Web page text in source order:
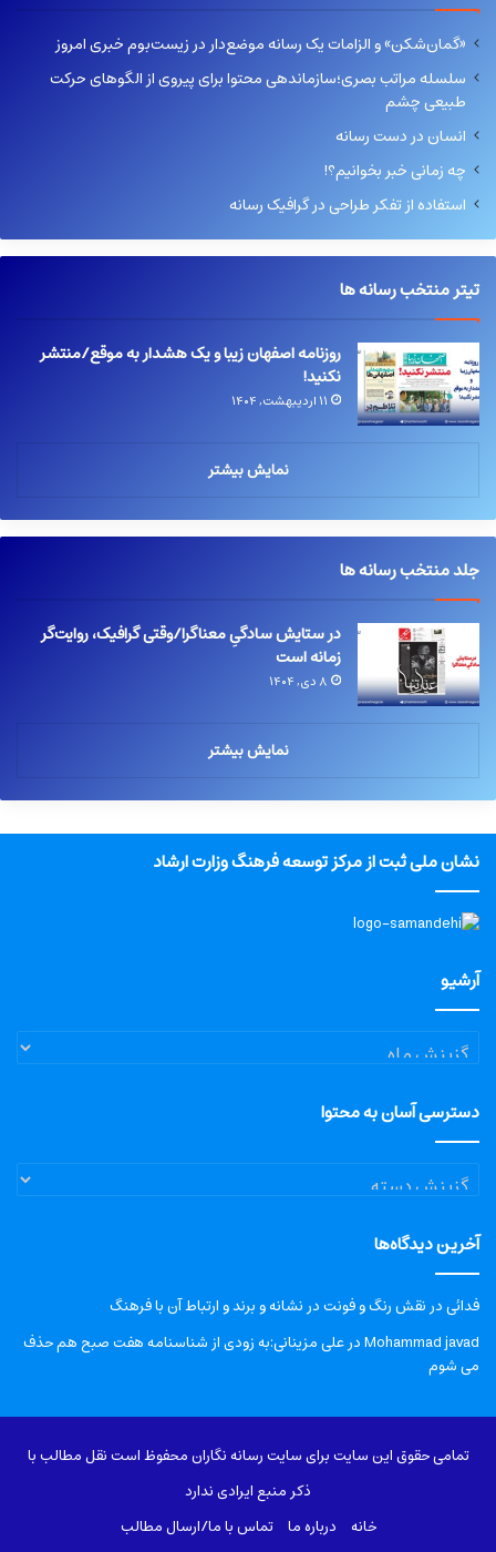
«گمان‌شکن» و الزامات یک رسانه موضع‌دار در زیست‌بوم خبری امروز
سلسله مراتب بصری؛سازماندهی محتوا برای پیروی از الگوهای حرکت
طبیعی چشم
انسان در دست رسانه
چه زمانی خبر بخوانیم؟!
استفاده از تفکر طراحی در گرافیک رسانه
تیتر منتخب رسانه ها
روزنامه اصفهان زیبا و یک هشدار به موقع/منتشر
نکنید!
۱۱ اردیبهشت, ۱۴۰۴
نمایش بیشتر
جلد منتخب رسانه ها
در ستایش سادگیِ معناگرا/وقتی گرافیک، روایت‌گر
زمانه است
۸ دی, ۱۴۰۴
نمایش بیشتر
نشان ملی ثبت از مرکز توسعه فرهنگ وزارت ارشاد
آرشیو
آرشیو
دسترسی آسان به محتوا
دسترسی
آسان
محتوا
آخرین دیدگاه‌ها
فدائیدرنقش رنگ و فونت در نشانه و برند و ارتباط آن با فرهنگ
Mohammad javadدرعلی مزینانی:به زودی از شناسنامه هفت صبح هم حذف
می شوم
تمامی حقوق این سایت برای سایت رسانه نگاران محفوظ است نقل مطالب با
ذکر منبع ایرادی ندارد
خانه
درباره‌ ما تماس با ما/ارسال مطالب